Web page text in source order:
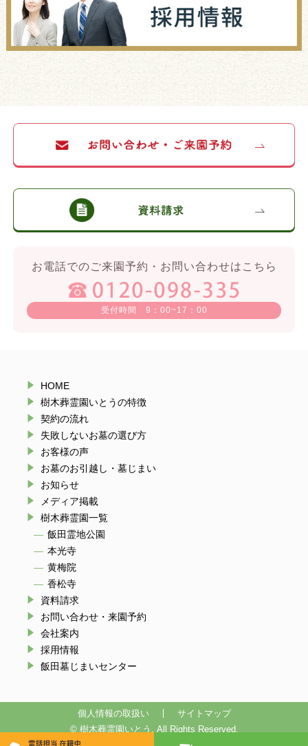
お電話でのご来園予約・お問い合わせはこちら
受付時間 9：00~17：00
HOME
樹木葬霊園いとうの特徴
契約の流れ
失敗しないお墓の選び方
お客様の声
お墓のお引越し・墓じまい
お知らせ
メディア掲載
樹木葬霊園一覧
飯田霊地公園
本光寺
黄梅院
香松寺
資料請求
お問い合わせ・来園予約
会社案内
採用情報
飯田墓じまいセンター
個人情報の取扱い
サイトマップ
© 樹木葬霊園いとう. All Rights Reserved.